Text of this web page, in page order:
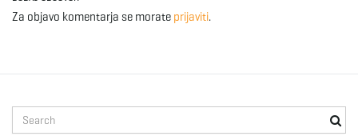
Za objavo komentarja se morate prijaviti.
e